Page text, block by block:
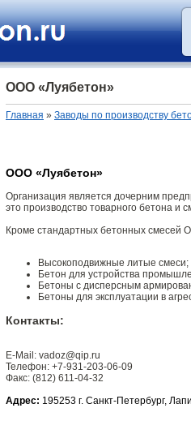
ООО «Луябетон»
Главная » Заводы по производству
ООО «Луябетон»
Организация является дочерним
это производство товарного бетона и
Кроме стандартных бетонных смесей
Высокоподвижные литые смеси;
Бетон для устройства
Бетоны с дисперсным
Бетоны для эксплуатации в
Контакты:
E-Mail: vadoz@qip.ru
Телефон: +7-931-203-06-09
Факс: (812) 611-04-32
Адрес: 195253 г. Санкт-Петербург,